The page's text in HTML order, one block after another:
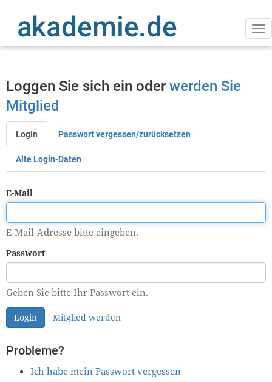
Inhalt
Loggen Sie sich ein oder werden Sie
Mitglied
Primäre
Reiter
Login Passwort vergessen/zurücksetzen
Alte Login-Daten
E-Mail
E-Mail-Adresse bitte eingeben.
Passwort
Geben Sie bitte Ihr Passwort ein.
Login Mitglied werden
Probleme?
Ich habe mein Passwort vergessen